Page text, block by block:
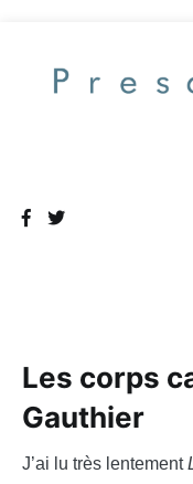
contenu
Les corps
Gauthier
J’ai lu très lentement